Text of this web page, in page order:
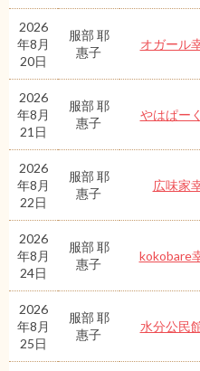
2026
年8月
20日
服部 耶
惠子
オガール
2026
年8月
21日
服部 耶
惠子
やはぱー
2026
年8月
22日
服部 耶
惠子
広味家
2026
年8月
24日
服部 耶
惠子
kokobare
2026
年8月
25日
服部 耶
惠子
水分公民